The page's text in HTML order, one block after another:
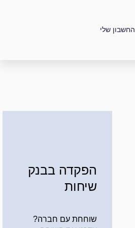
החשבון שלי
הפקדה בבנק
שיחות
שוחחת עם חברה?